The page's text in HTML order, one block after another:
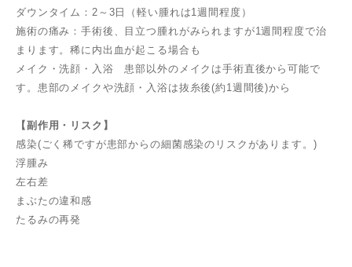
ダウンタイム：2～3日（軽い腫れは1週間程度）
施術の痛み：手術後、目立つ腫れがみられますが1週間程度で治
まります。稀に内出血が起こる場合も
メイク・洗顔・入浴 患部以外のメイクは手術直後から可能で
す。患部のメイクや洗顔・入浴は抜糸後(約1週間後)から
【副作用・リスク】
感染(ごく稀ですが患部からの細菌感染のリスクがあります。)
浮腫み
左右差
まぶたの違和感
たるみの再発